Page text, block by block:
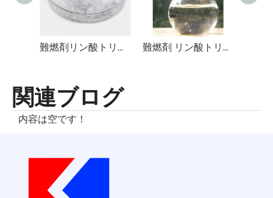
難燃剤リン酸トリフェニルTPP 難燃剤 リン酸トリエチル TEP
関連ブログ
内容は空です！